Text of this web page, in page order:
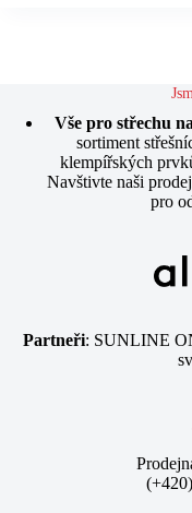
Vše pro střechu
sortiment
klempířských
Navštivte naši
pro
Partneři: SUNLINE
(+420)